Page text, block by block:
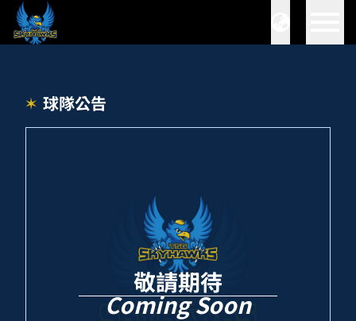
球隊公告
敬請期待
Coming Soon